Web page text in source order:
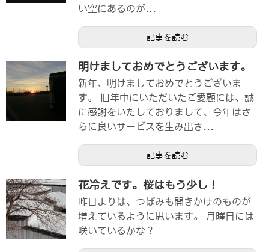
い空にあるのが...
記事を読む
明けましておめでとうございます。
新年、明けましておめでとうございま
す。 旧年中にいただいたご愛顧には、誠
に感謝をいたしておりまして、今年はさ
らに良いサービスを生み出さ...
記事を読む
花冷えです。桜はもう少し！
昨日よりは、つぼみも開きかけのものが
増えているように思います。 月曜日には
咲いているかな？